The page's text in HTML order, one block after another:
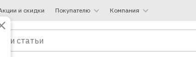
и скидки Покупателю Компания